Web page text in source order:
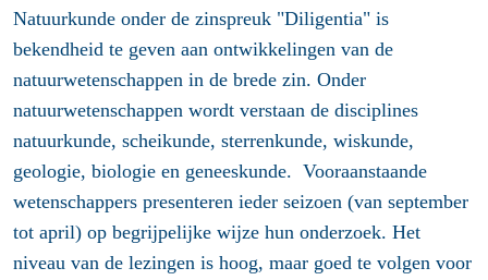
Natuurkunde onder de zinspreuk "Diligentia" is
bekendheid te geven aan ontwikkelingen van de
natuurwetenschappen in de brede zin. Onder
natuurwetenschappen wordt verstaan de disciplines
natuurkunde, scheikunde, sterrenkunde, wiskunde,
geologie, biologie en geneeskunde. Vooraanstaande
wetenschappers presenteren ieder seizoen (van september
tot april) op begrijpelijke wijze hun onderzoek. Het
niveau van de lezingen is hoog, maar goed te volgen voor